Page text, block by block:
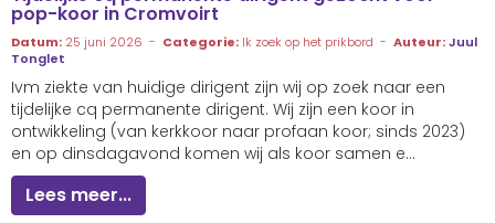
pop-koor in Cromvoirt
Datum: 25 juni 2026 - Categorie: Ik zoek op het prikbord - Auteur:Juul
Tonglet
Ivm ziekte van huidige dirigent zijn wij op zoek naar een
tijdelijke cq permanente dirigent. Wij zijn een koor in
ontwikkeling (van kerkkoor naar profaan koor; sinds 2023)
en op dinsdagavond komen wij als koor samen e...
Lees meer...